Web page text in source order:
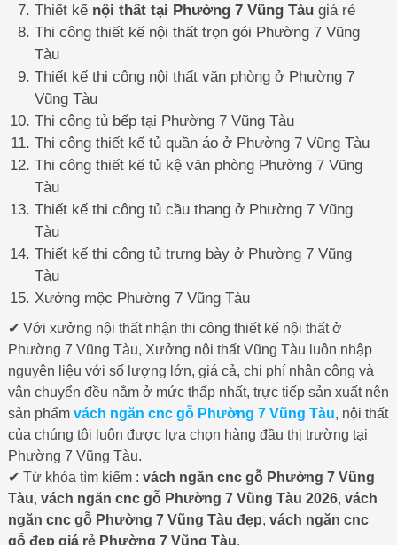
Thiết kế nội thất tại Phường 7 Vũng Tàugiá rẻ
Thi công thiết kế nội thất trọn gói Phường 7 Vũng
Tàu
Thiết kế thi công nội thất văn phòng ở Phường 7
Vũng Tàu
Thi công tủ bếp tại Phường 7 Vũng Tàu
Thi công thiết kế tủ quần áo ở Phường 7 Vũng Tàu
Thi công thiết kế tủ kệ văn phòng Phường 7 Vũng
Tàu
Thiết kế thi công tủ cầu thang ở Phường 7 Vũng
Tàu
Thiết kế thi công tủ trưng bày ở Phường 7 Vũng
Tàu
Xưởng mộc Phường 7 Vũng Tàu
✔ Với xưởng nội thất nhận thi công thiết kế nội thất ở
Phường 7 Vũng Tàu, Xưởng nội thất Vũng Tàu luôn nhập
nguyên liệu với số lượng lớn, giá cả, chi phí nhân công và
vận chuyển đều nằm ở mức thấp nhất, trực tiếp sản xuất nên
sản phẩm vách ngăn cnc gỗ Phường 7 Vũng Tàu, nội thất
của chúng tôi luôn được lựa chọn hàng đầu thị trường tại
Phường 7 Vũng Tàu.
✔ Từ khóa tìm kiếm : vách ngăn cnc gỗ Phường 7 Vũng
Tàu, vách ngăn cnc gỗ Phường 7 Vũng Tàu 2026, vách
ngăn cnc gỗ Phường 7 Vũng Tàu đẹp, vách ngăn cnc
gỗ đẹp giá rẻ Phường 7 Vũng Tàu.